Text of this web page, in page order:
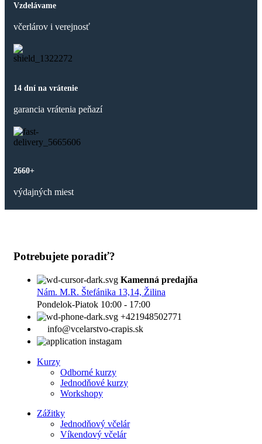
Vzdelávame
včerlárov i verejnosť
14 dní na vrátenie
garancia vrátenia peňazí
2660+
výdajných miest
Potrebujete poradiť?
Kamenná predajňa
Nám. M.R. Štefánika 13,14, Žilina
Pondelok-Piatok 10:00 - 17:00
+421948502771
info@vcelarstvo-crapis.sk
instagam
Kurzy
Odborné kurzy
Jednodňové kurzy
Workshopy
Zážitky
Jednodňový včelár
Víkendový včelár